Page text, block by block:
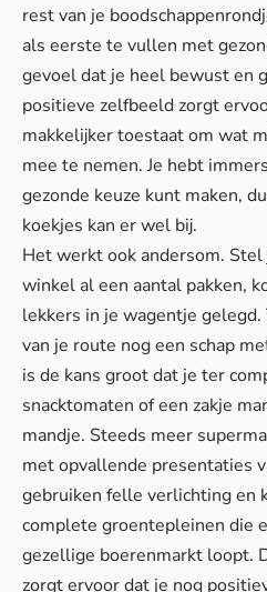
rest van je
als eerste te vullen met
gevoel dat je heel bewust en
positieve zelfbeeld zorgt
makkelijker toestaat om wat
mee te nemen. Je hebt
gezonde keuze kunt maken,
koekjes kan er wel bij.
Het werkt ook andersom.
winkel al een aantal pakken,
lekkers in je wagentje gelegd.
van je route nog een schap
is de kans groot dat je ter
snacktomaten of een zakje
mandje. Steeds meer
met opvallende presentaties
gebruiken felle verlichting en
complete groentepleinen die
gezellige boerenmarkt loopt.
zorgt ervoor dat je nog